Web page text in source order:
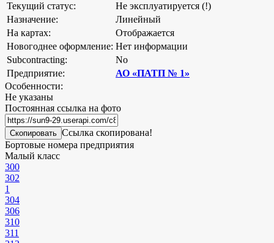
Текущий статус:
Не эксплуатируется (!)
Назначение:
Линейный
На картах:
Отображается
Новогоднее оформление: Нет информации
Subcontracting:
No
Предприятие:
АО «ПАТП № 1»
Особенности:
Не указаны
Постоянная ссылка на фото
Скопировать Ссылка скопирована!
Бортовые номера предприятия
Малый класс
300
302
1
304
306
310
311